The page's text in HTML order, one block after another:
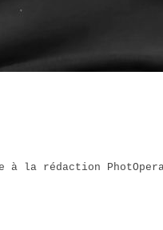
à la rédaction